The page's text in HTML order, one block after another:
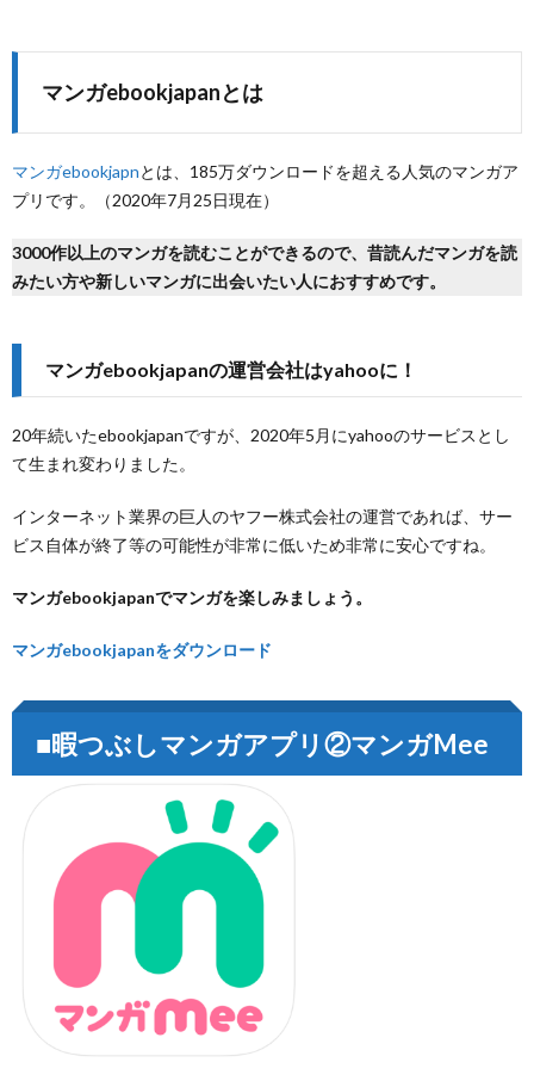
マンガebookjapanとは
マンガebookjapnとは、185万ダウンロードを超える人気のマンガア
プリです。（2020年7月25日現在）
3000作以上のマンガを読むことができるので、昔読んだマンガを読
みたい方や新しいマンガに出会いたい人におすすめです。
マンガebookjapanの運営会社はyahooに！
20年続いたebookjapanですが、2020年5月にyahooのサービスとし
て生まれ変わりました。
インターネット業界の巨人のヤフー株式会社の運営であれば、サー
ビス自体が終了等の可能性が非常に低いため非常に安心ですね。
マンガebookjapanでマンガを楽しみましょう。
マンガebookjapanをダウンロード
■暇つぶしマンガアプリ②マンガMee